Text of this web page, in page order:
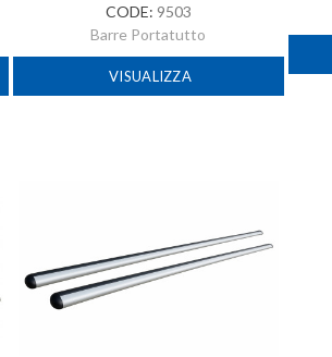
CODE: 9503
Barre Portatutto
VISUALIZZA